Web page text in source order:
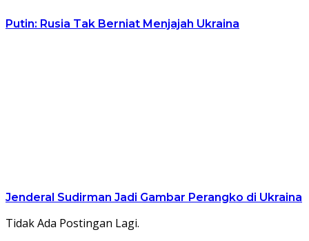
Putin: Rusia Tak Berniat Menjajah Ukraina
Jenderal Sudirman Jadi Gambar Perangko di Ukraina
Tidak Ada Postingan Lagi.